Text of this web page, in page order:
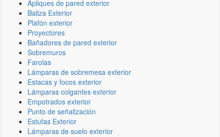
Apliques de pared exterior
Baliza Exterior
Plafón exterior
Proyectores
Bañadores de pared exterior
Sobremuros
Farolas
Lámparas de sobremesa exterior
Estacas y focos exterior
Lámparas colgantes exterior
Empotrados exterior
Punto de señalización
Estufas Exterior
Lámparas de suelo exterior